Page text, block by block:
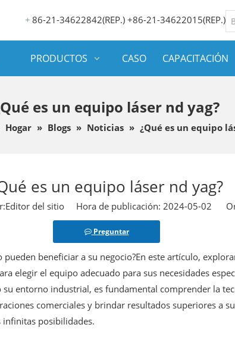
+ 86-21-34622842(REP.) +86-21-34622015(REP.)
PRODUCTOS CASO CAPACITACIÓN
es un equipo láser nd yag?
Hogar » Blogs » Noticias » ¿Qué es un equipo
es un equipo láser nd yag?
del sitio Hora de publicación: 2024-05-02
Preguntar
pueden beneficiar a su negocio?En este artículo,
elegir el equipo adecuado para sus necesidades
entorno industrial, es fundamental comprender la
comerciales y brindar resultados superiores a
infinitas posibilidades.